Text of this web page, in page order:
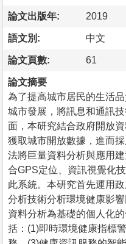
論文出版年: 2019
語文別: 中文
論文頁數: 61
論文摘要
為了提高城市居民的生活
城市發展，將訊息和通訊
面，本研究結合政府開放
獲取城市開放數據，進而
法將巨量資料分析與應用
合GPS定位、資訊視覺化
此系統。本研究首先運用
分析技術分析環境健康影
資料分析為基礎的個人化
括：(1)即時環境健康指標